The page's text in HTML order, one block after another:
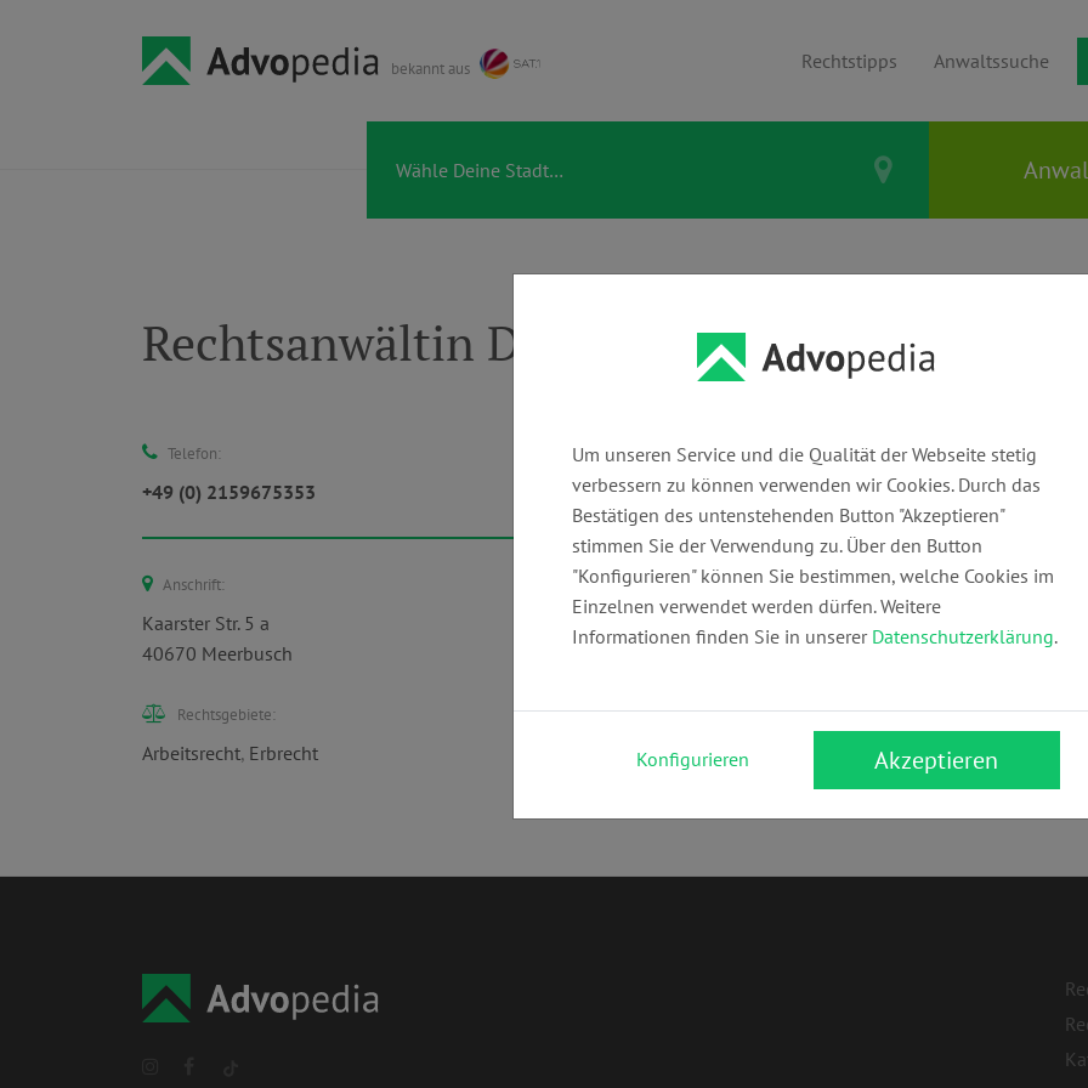
bekannt aus Rechtstipps Anwaltssuche
Rechtsanwältin DELIA JURGELEIT
Telefon:
+49 (0) 2159675353
E-Mail:
jurgeleit@kanzlei-jurgeleit.de
Anschrift:
Kaarster Str. 5 a
40670 Meerbusch
Rechtsgebiete:
Arbeitsrecht, Erbrecht
Um unseren Service und die Qualität der Webseite stetig
verbessern zu können verwenden wir Cookies. Durch das
Bestätigen des untenstehenden Button "Akzeptieren"
stimmen Sie der Verwendung zu. Über den Button
"Konfigurieren" können Sie bestimmen, welche Cookies im
Einzelnen verwendet werden dürfen. Weitere
Informationen finden Sie in unserer Datenschutzerklärung.
Konfigurieren Akzeptieren